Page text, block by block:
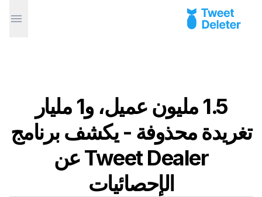
1.5 مليون عميل، و1 مليار
تغريدة محذوفة - يكشف برنامج
Tweet Dealer عن
الإحصائيات